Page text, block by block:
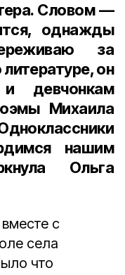
Словом —
однажды
за
он
девчонкам
Михаила
нашим
Ольга
с
села
что